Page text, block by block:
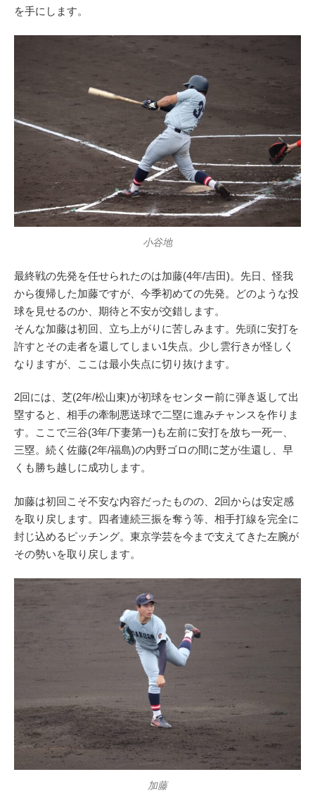
を手にします。
小谷地
最終戦の先発を任せられたのは加藤(4年/吉田)。先日、怪我
から復帰した加藤ですが、今季初めての先発。どのような投
球を見せるのか、期待と不安が交錯します。
そんな加藤は初回、立ち上がりに苦しみます。先頭に安打を
許すとその走者を還してしまい1失点。少し雲行きが怪しく
なりますが、ここは最小失点に切り抜けます。
2回には、芝(2年/松山東)が初球をセンター前に弾き返して出
塁すると、相手の牽制悪送球で二塁に進みチャンスを作りま
す。ここで三谷(3年/下妻第一)も左前に安打を放ち一死一、
三塁。続く佐藤(2年/福島)の内野ゴロの間に芝が生還し、早
くも勝ち越しに成功します。
加藤は初回こそ不安な内容だったものの、2回からは安定感
を取り戻します。四者連続三振を奪う等、相手打線を完全に
封じ込めるピッチング。東京学芸を今まで支えてきた左腕が
その勢いを取り戻します。
加藤